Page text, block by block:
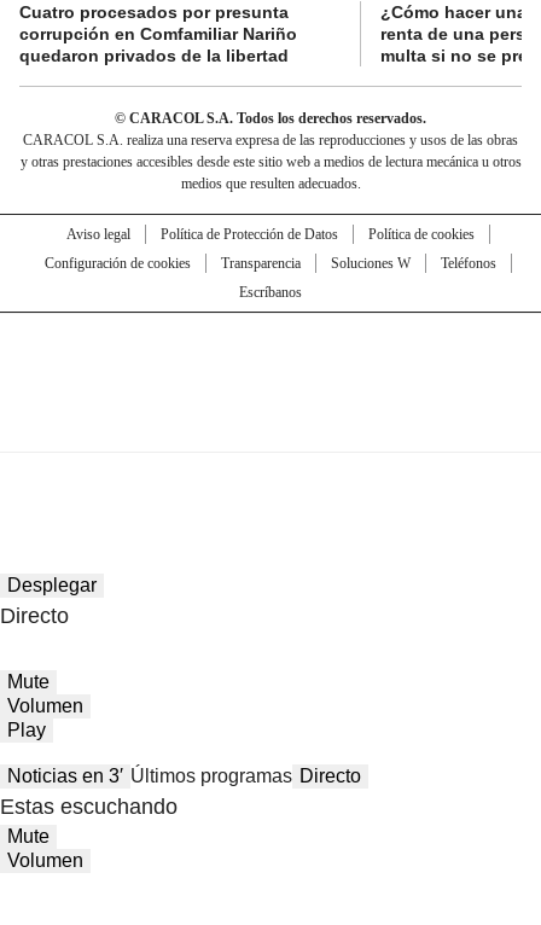
Cuatro procesados por presunta
corrupción en Comfamiliar Nariño
quedaron privados de la libertad
¿Cómo hacer una
renta de una
multa si no se
© CARACOL S.A. Todos los derechos reservados.
CARACOL S.A. realiza una reserva expresa de las reproducciones y usos de las obras
y otras prestaciones accesibles desde este sitio web a medios de lectura mecánica u otros
medios que resulten adecuados.
Aviso legal Política de Protección de Datos
Política de cookies
Configuración de cookies
Transparencia Soluciones W
Teléfonos
Escríbanos
Desplegar
Directo
Mute
Volumen
Play
Noticias en 3′ Últimos programas Directo
Estas escuchando
Mute
Volumen